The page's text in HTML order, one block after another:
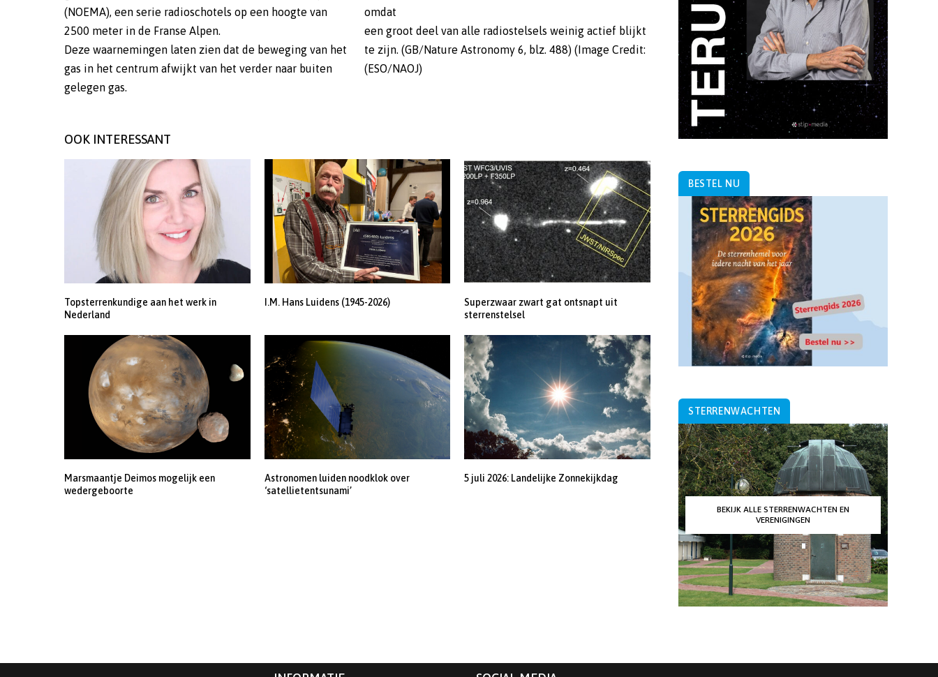
(NOEMA), een serie radioschotels op een hoogte van
2500 meter in de Franse Alpen.
Deze waarnemingen laten zien dat de beweging van het
gas in het centrum afwijkt van het verder naar buiten
gelegen gas.
omdat
een groot deel van alle radiostelsels weinig actief blijkt
te zijn. (GB/Nature Astronomy 6, blz. 488) (Image Credit:
(ESO/NAOJ)
OOK INTERESSANT
Topsterrenkundige aan het werk in
Nederland
I.M. Hans Luidens (1945-2026)
Superzwaar zwart gat ontsnapt uit
sterrenstelsel
Marsmaantje Deimos mogelijk een
wedergeboorte
Astronomen luiden noodklok over
‘satellietentsunami’
5 juli 2026: Landelijke Zonnekijkdag
BESTEL NU
STERRENWACHTEN
BEKIJK ALLE STERRENWACHTEN EN
VERENIGINGEN